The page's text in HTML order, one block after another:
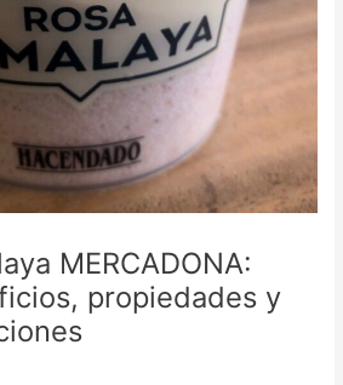
MERCADONA:
propiedades y